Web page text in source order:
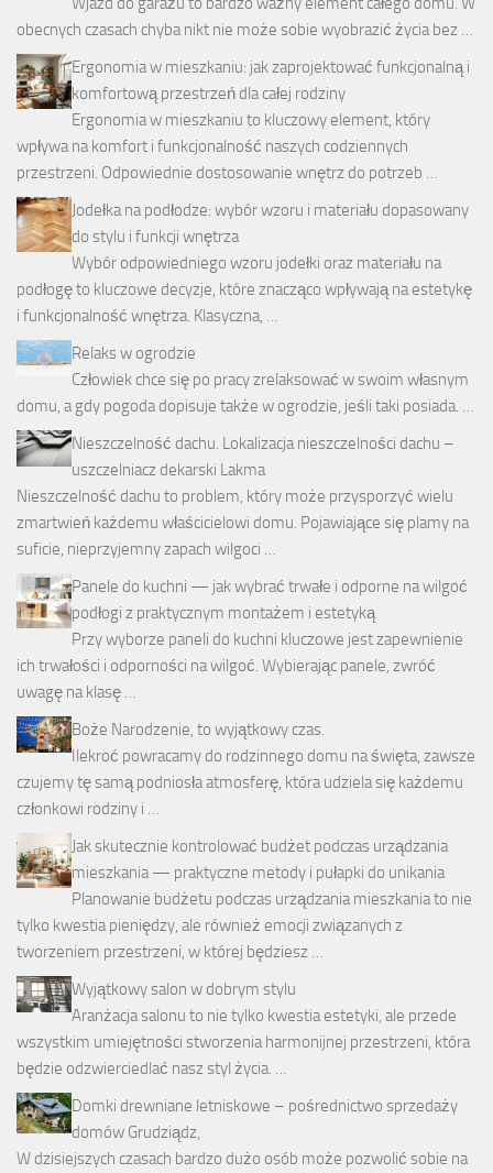
obecnych czasach chyba nikt nie może sobie wyobrazić życia bez …
Ergonomia w mieszkaniu: jak zaprojektować funkcjonalną i
komfortową przestrzeń dla całej rodziny
Ergonomia w mieszkaniu to kluczowy element, który
wpływa na komfort i funkcjonalność naszych codziennych
przestrzeni. Odpowiednie dostosowanie wnętrz do potrzeb …
Jodełka na podłodze: wybór wzoru i materiału dopasowany
do stylu i funkcji wnętrza
Wybór odpowiedniego wzoru jodełki oraz materiału na
podłogę to kluczowe decyzje, które znacząco wpływają na estetykę
i funkcjonalność wnętrza. Klasyczna, …
Relaks w ogrodzie
Człowiek chce się po pracy zrelaksować w swoim własnym
domu, a gdy pogoda dopisuje także w ogrodzie, jeśli taki posiada. …
Nieszczelność dachu. Lokalizacja nieszczelności dachu –
uszczelniacz dekarski Lakma
Nieszczelność dachu to problem, który może przysporzyć wielu
zmartwień każdemu właścicielowi domu. Pojawiające się plamy na
suficie, nieprzyjemny zapach wilgoci …
Panele do kuchni — jak wybrać trwałe i odporne na wilgoć
podłogi z praktycznym montażem i estetyką
Przy wyborze paneli do kuchni kluczowe jest zapewnienie
ich trwałości i odporności na wilgoć. Wybierając panele, zwróć
uwagę na klasę …
Boże Narodzenie, to wyjątkowy czas.
Ilekroć powracamy do rodzinnego domu na święta, zawsze
czujemy tę samą podniosła atmosferę, która udziela się każdemu
członkowi rodziny i …
Jak skutecznie kontrolować budżet podczas urządzania
mieszkania — praktyczne metody i pułapki do unikania
Planowanie budżetu podczas urządzania mieszkania to nie
tylko kwestia pieniędzy, ale również emocji związanych z
tworzeniem przestrzeni, w której będziesz …
Wyjątkowy salon w dobrym stylu
Aranżacja salonu to nie tylko kwestia estetyki, ale przede
wszystkim umiejętności stworzenia harmonijnej przestrzeni, która
będzie odzwierciedlać nasz styl życia. …
Domki drewniane letniskowe – pośrednictwo sprzedaży
domów Grudziądz,
W dzisiejszych czasach bardzo dużo osób może pozwolić sobie na